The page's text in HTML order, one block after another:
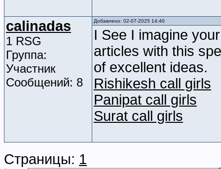
calinadas
1 RSG
Группа:
Участник
Сообщений: 8
Добавлено: 02-07-2025 14:40
I See I imagine
articles with this
of excellent ideas.
Rishikesh call girls
Panipat call girls
Surat call girls
Страницы: 1